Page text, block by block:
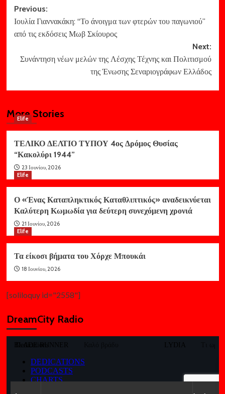
Post
navigation
Previous:
Ιουλία Γιαννακάκη: “Το άνοιγμα των φτερών του παγωνιού”
από τις εκδόσεις Μωβ Σκίουρος
Next:
Συνάντηση νέων μελών της Λέσχης Τέχνης και Πολιτισμού
της Ένωσης Σεναριογράφων Ελλάδος
More Stories
Elife
ΤΕΛΙΚΟ ΔΕΛΤΙΟ ΤΥΠΟΥ 4ος Δρόμος Θυσίας
“Κακολύρι 1944”
23 Ιουνίου, 2026
Elife
Ο «Ένας Καταπληκτικός Καταθλιπτικός» αναδεικνύεται
Καλύτερη Κωμωδία για δεύτερη συνεχόμενη χρονιά
21 Ιουνίου, 2026
Elife
Τα είκοσι βήματα του Χόρχε Μπουκάι
18 Ιουνίου, 2026
[soliloquy id="2558"]
DreamCity Radio